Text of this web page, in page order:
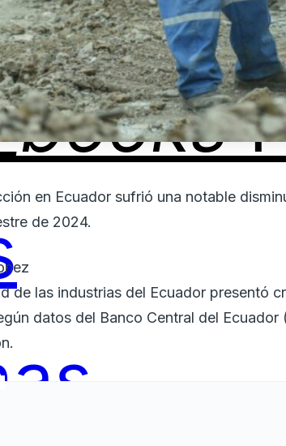
en Ecuador sufrió una notable
de 2024.
de las industrias del Ecuador presentó
datos del Banco Central del